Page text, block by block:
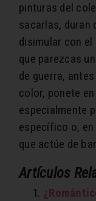
pinturas del
sacarlas, duran
disimular con el
que parezcas
de guerra,
color, ponete
especialmente
específico o,
que actúe de
Artículos